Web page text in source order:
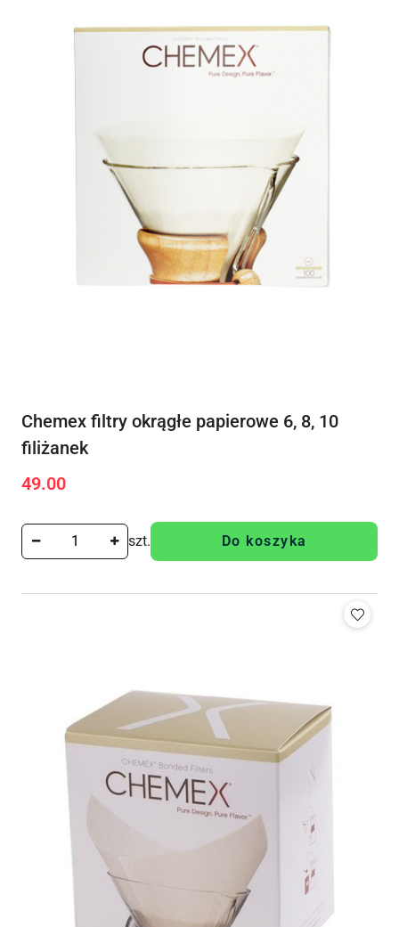
Chemex filtry okrągłe papierowe 6, 8, 10
filiżanek
Cena:
49.00
szt. Do koszyka